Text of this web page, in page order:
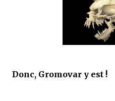
que Thomas connaissait et appréciait
ne connaissait pas, habitée par la
une ville pleine de mystères et de
Donc, Gromovar y est !